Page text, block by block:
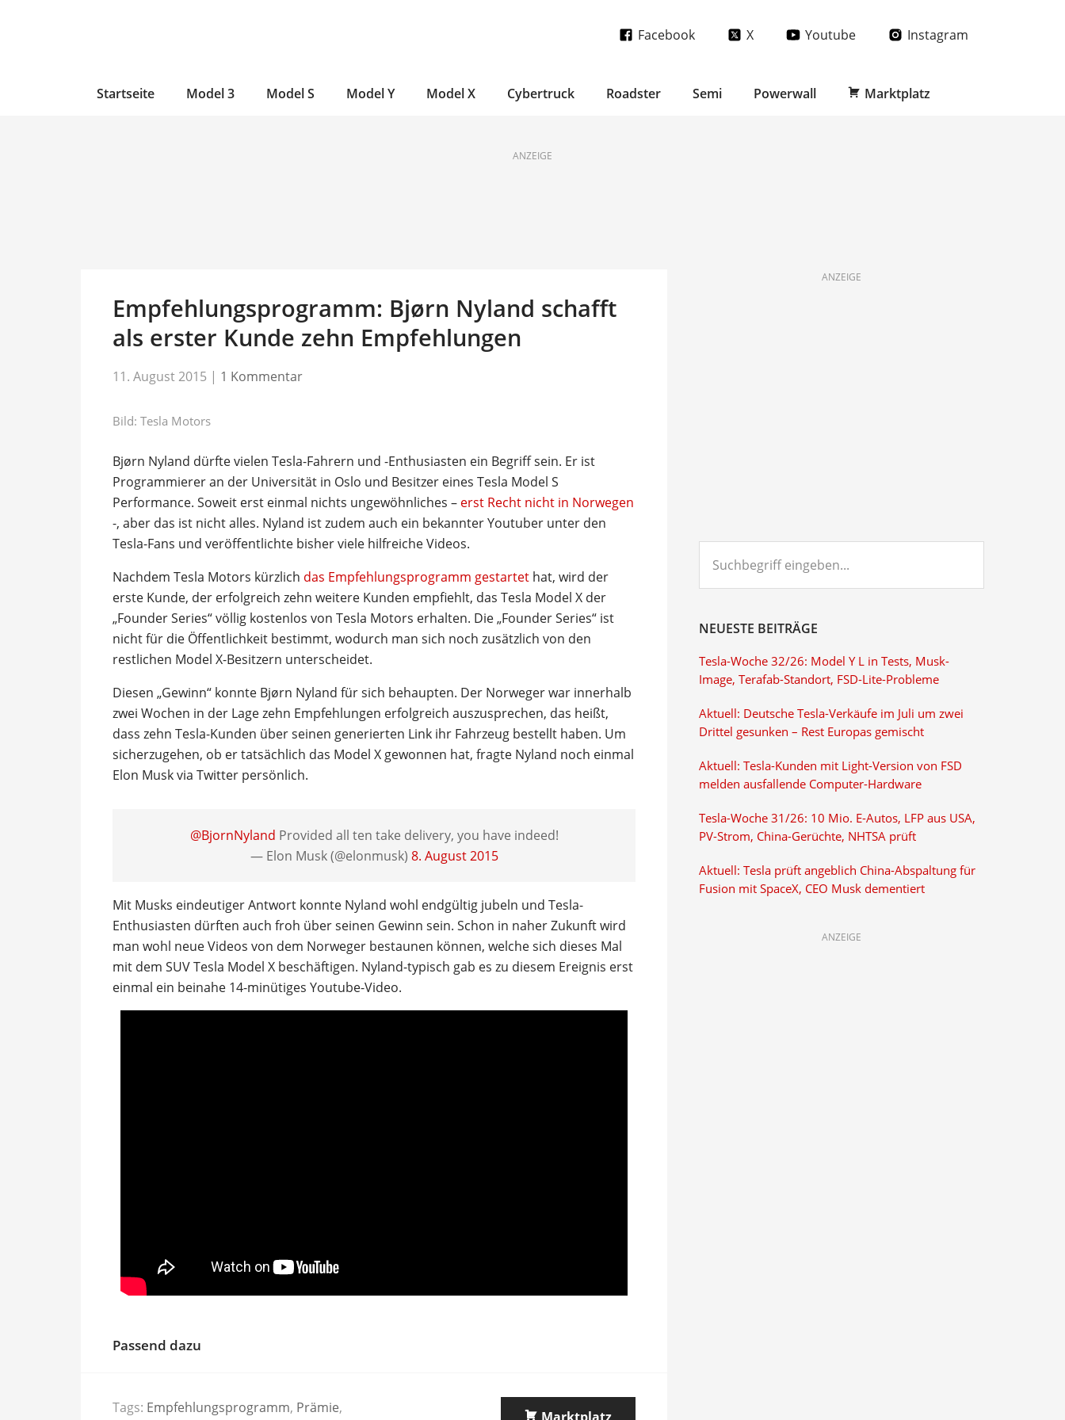
Facebook X Youtube Instagram
Startseite Model 3 Model S Model Y Model X Cybertruck Roadster Semi Powerwall Marktplatz
ANZEIGE
Empfehlungsprogramm: Bjørn Nyland schafft
als erster Kunde zehn Empfehlungen
11. August 2015 | 1 Kommentar
Bild: Tesla Motors
Bjørn Nyland dürfte vielen Tesla-Fahrern und -Enthusiasten ein Begriff sein. Er ist
Programmierer an der Universität in Oslo und Besitzer eines Tesla Model S
Performance. Soweit erst einmal nichts ungewöhnliches – erst Recht nicht in Norwegen
-, aber das ist nicht alles. Nyland ist zudem auch ein bekannter Youtuber unter den
Tesla-Fans und veröffentlichte bisher viele hilfreiche Videos.
Nachdem Tesla Motors kürzlich das Empfehlungsprogramm gestartet hat, wird der
erste Kunde, der erfolgreich zehn weitere Kunden empfiehlt, das Tesla Model X der
„Founder Series“ völlig kostenlos von Tesla Motors erhalten. Die „Founder Series“ ist
nicht für die Öffentlichkeit bestimmt, wodurch man sich noch zusätzlich von den
restlichen Model X-Besitzern unterscheidet.
Diesen „Gewinn“ konnte Bjørn Nyland für sich behaupten. Der Norweger war innerhalb
zwei Wochen in der Lage zehn Empfehlungen erfolgreich auszusprechen, das heißt,
dass zehn Tesla-Kunden über seinen generierten Link ihr Fahrzeug bestellt haben. Um
sicherzugehen, ob er tatsächlich das Model X gewonnen hat, fragte Nyland noch einmal
Elon Musk via Twitter persönlich.
@BjornNyland Provided all ten take delivery, you have indeed!
— Elon Musk (@elonmusk) 8. August 2015
Mit Musks eindeutiger Antwort konnte Nyland wohl endgültig jubeln und Tesla-
Enthusiasten dürften auch froh über seinen Gewinn sein. Schon in naher Zukunft wird
man wohl neue Videos von dem Norweger bestaunen können, welche sich dieses Mal
mit dem SUV Tesla Model X beschäftigen. Nyland-typisch gab es zu diesem Ereignis erst
einmal ein beinahe 14-minütiges Youtube-Video.
Passend dazu
Tags: Empfehlungsprogramm, Prämie,
ANZEIGE
eingeben...
NEUESTE BEITRÄGE
Tesla-Woche 32/26: Model Y L in Tests, Musk-
Image, Terafab-Standort, FSD-Lite-Probleme
Aktuell: Deutsche Tesla-Verkäufe im Juli um zwei
Drittel gesunken – Rest Europas gemischt
Aktuell: Tesla-Kunden mit Light-Version von FSD
melden ausfallende Computer-Hardware
Tesla-Woche 31/26: 10 Mio. E-Autos, LFP aus USA,
PV-Strom, China-Gerüchte, NHTSA prüft
Aktuell: Tesla prüft angeblich China-Abspaltung für
Fusion mit SpaceX, CEO Musk dementiert
ANZEIGE